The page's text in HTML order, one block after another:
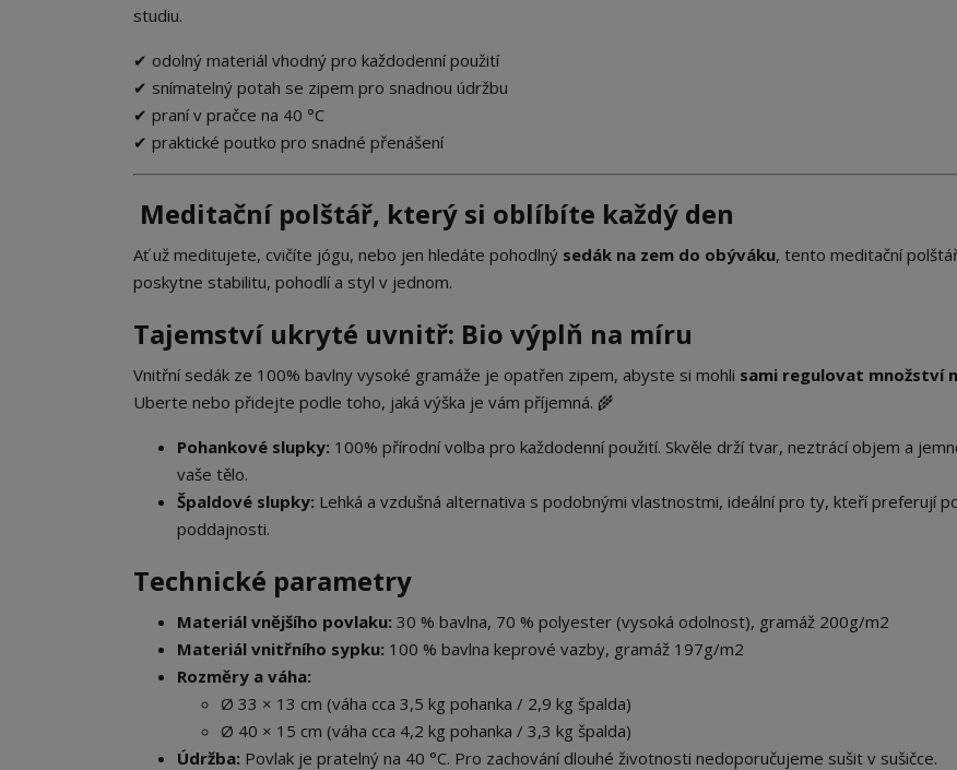
studiu.
✔ odolný materiál vhodný pro každodenní použití
✔ snímatelný potah se zipem pro snadnou údržbu
✔ praní v pračce na 40 °C
✔ praktické poutko pro snadné přenášení
Meditační polštář, který si oblíbíte každý den
Ať už meditujete, cvičíte jógu, nebo jen hledáte pohodlný sedák na zem do obýváku, tento meditační
poskytne stabilitu, pohodlí a styl v jednom.
Tajemství ukryté uvnitř: Bio výplň na míru
Vnitřní sedák ze 100% bavlny vysoké gramáže je opatřen zipem, abyste si mohli sami regulovat množství
Uberte nebo přidejte podle toho, jaká výška je vám příjemná. 🌾
Pohankové slupky: 100% přírodní volba pro každodenní použití. Skvěle drží tvar, neztrácí objem a
vaše tělo.
Špaldové slupky: Lehká a vzdušná alternativa s podobnými vlastnostmi, ideální pro ty, kteří preferují
poddajnosti.
Technické parametry
Materiál vnějšího povlaku: 30 % bavlna, 70 % polyester (vysoká odolnost), gramáž 200g/m2
Materiál vnitřního sypku: 100 % bavlna keprové vazby, gramáž 197g/m2
Rozměry a váha:
Ø 33 × 13 cm (váha cca 3,5 kg pohanka / 2,9 kg špalda)
Ø 40 × 15 cm (váha cca 4,2 kg pohanka / 3,3 kg špalda)
Údržba: Povlak je pratelný na 40 °C. Pro zachování dlouhé životnosti nedoporučujeme sušit v sušičce.